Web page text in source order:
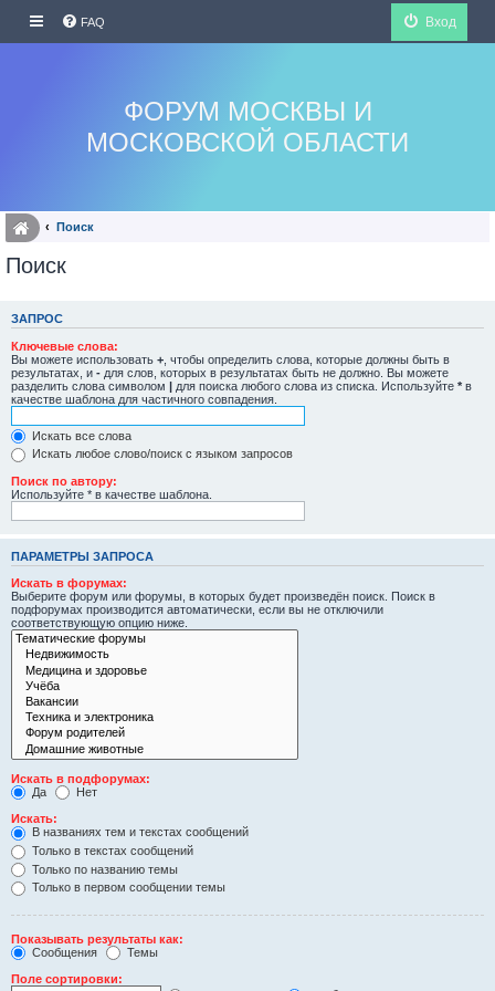
FAQ Вход
ФОРУМ МОСКВЫ И
МОСКОВСКОЙ ОБЛАСТИ
Поиск
Поиск
ЗАПРОС
Ключевые слова:
Вы можете использовать + , чтобы определить слова, которые должны быть в
результатах, и - для слов, которых в результатах быть не должно. Вы можете
разделить слова символом | для поиска любого слова из списка. Используйте * в
качестве шаблона для частичного совпадения.
Искать все слова
Искать любое слово/поиск с языком запросов
Поиск по автору:
Используйте * в качестве шаблона.
ПАРАМЕТРЫ ЗАПРОСА
Искать в форумах:
Выберите форум или форумы, в которых будет произведён поиск. Поиск в
подфорумах производится автоматически, если вы не отключили
соответствующую опцию ниже.
Искать в подфорумах:
Да
Нет
Искать:
В названиях тем и текстах сообщений
Только в текстах сообщений
Только по названию темы
Только в первом сообщении темы
Показывать результаты как:
Сообщения
Темы
Поле сортировки: